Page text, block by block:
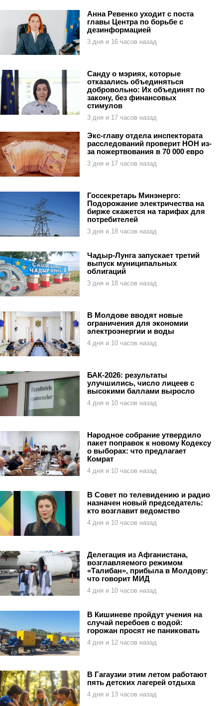
Анна Ревенко уходит с поста
главы Центра по борьбе с
дезинформацией
3 дня и 16 часов назад
Санду о мэриях, которые
отказались объединяться
добровольно: Их объединят по
закону, без финансовых
стимулов
3 дня и 17 часов назад
Экс-главу отдела инспектората
расследований проверит НОН из-
за пожертвования в 70 000 евро
3 дня и 17 часов назад
Госсекретарь Минэнерго:
Подорожание электричества на
бирже скажется на тарифах для
потребителей
3 дня и 18 часов назад
Чадыр-Лунга запускает третий
выпуск муниципальных
облигаций
3 дня и 18 часов назад
В Молдове вводят новые
ограничения для экономии
электроэнергии и воды
4 дня и 10 часов назад
БАК-2026: результаты
улучшились, число лицеев с
высокими баллами выросло
4 дня и 10 часов назад
Народное собрание утвердило
пакет поправок к новому Кодексу
о выборах: что предлагает
Комрат
4 дня и 10 часов назад
В Совет по телевидению и радио
назначен новый председатель:
кто возглавит ведомство
4 дня и 10 часов назад
Делегация из Афганистана,
возглавляемого режимом
«Талибан», прибыла в Молдову:
что говорит МИД
4 дня и 10 часов назад
В Кишиневе пройдут учения на
случай перебоев с водой:
горожан просят не паниковать
4 дня и 12 часов назад
В Гагаузии этим летом работают
пять детских лагерей отдыха
4 дня и 13 часов назад